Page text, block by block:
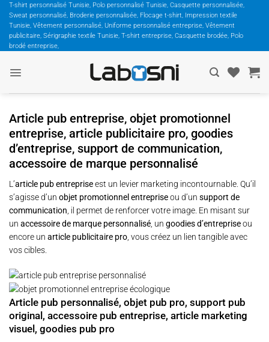
Passer
contenu
T-shirt personnalisé Tunisie, Polo personnalisé Tunisie, Casquette personnalisée,
Sweat personnalisé, Broderie personnalisée, Flocage t-shirt, Impression textile
Tunisie, Vêtement personnalisé, Uniforme personnalisé entreprise, Vêtement
publicitaire, Sérigraphie textile Tunisie, T-shirt entreprise, Casquette brodée, Polo
brodé entreprise,
Article pub entreprise, objet promotionnel
entreprise, article publicitaire pro, goodies
d’entreprise, support de communication,
accessoire de marque personnalisé
L’article pub entrepriseest un levier marketing incontournable. Qu’il
s’agisse d’un objet promotionnel entrepriseou d’un support de
communication , il permet de renforcer votre image. En misant sur
un accessoire de marque personnalisé , un goodies d’entrepriseou
encore un article publicitaire pro , vous créez un lien tangible avec
vos cibles.
Article pub personnalisé, objet pub pro, support pub
original, accessoire pub entreprise, article marketing
visuel, goodies pub pro